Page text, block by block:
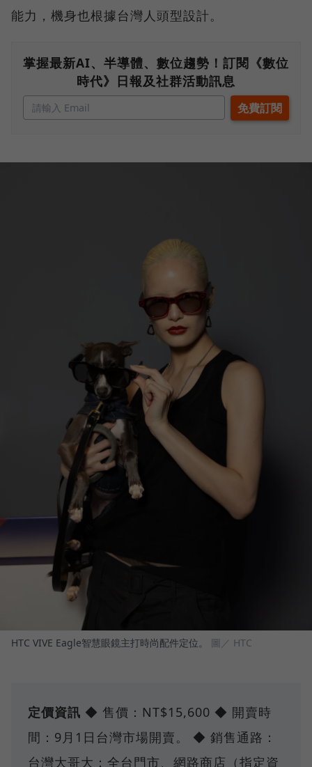
能力，機身也根據台灣人頭型設計。
掌握最新AI、半導體、數位趨勢！訂閱《數位
時代》日報及社群活動訊息
HTC VIVE Eagle智慧眼鏡主打時尚配件定位。 圖／ HTC
定價資訊 ◆ 售價：NT$15,600 ◆ 開賣時
間：9月1日台灣市場開賣。 ◆ 銷售通路：
台灣大哥大：全台門市、網路商店（指定資